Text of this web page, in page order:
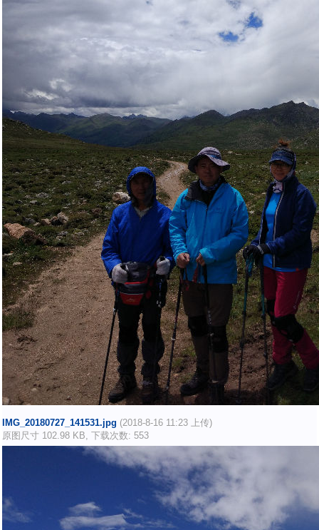
IMG_20180727_141531.jpg (2018-8-16 11:23 上传)
原图尺寸 102.98 KB, 下载次数: 553